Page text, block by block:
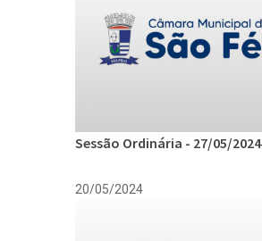
Sessão Ordinária - 27/05/2024
20/05/2024